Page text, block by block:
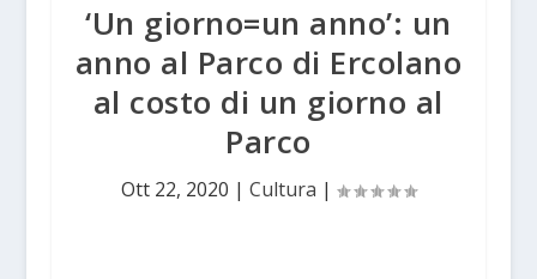
‘Un giorno=un anno’: un
anno al Parco di Ercolano
al costo di un giorno al
Parco
Ott 22, 2020 | Cultura |